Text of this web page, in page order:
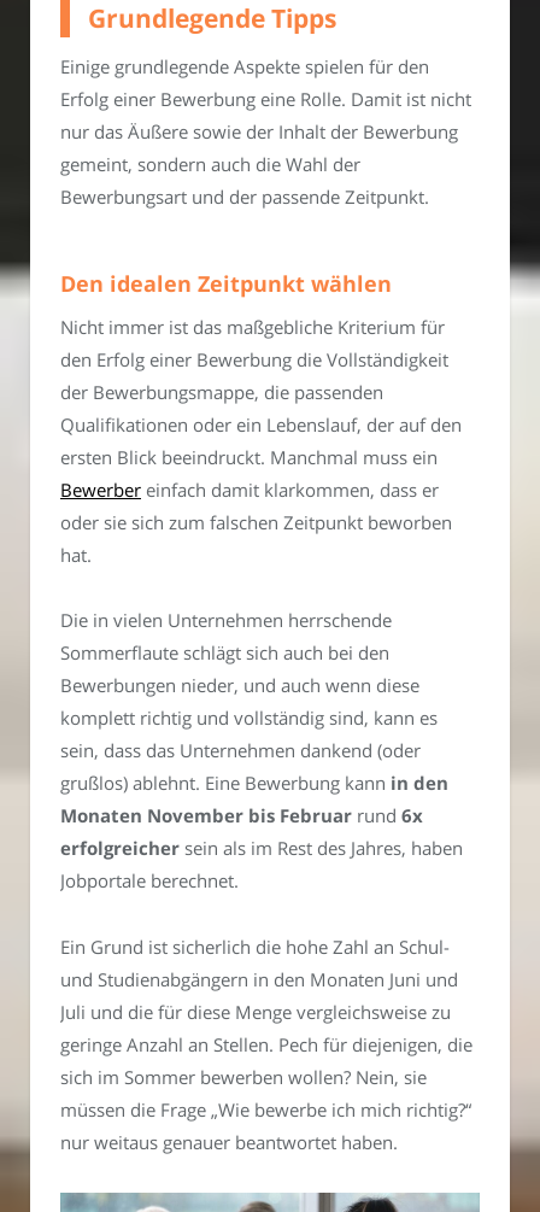
Grundlegende Tipps
Einige grundlegende Aspekte spielen für den
Erfolg einer Bewerbung eine Rolle. Damit ist nicht
nur das Äußere sowie der Inhalt der Bewerbung
gemeint, sondern auch die Wahl der
Bewerbungsart und der passende Zeitpunkt.
Den idealen Zeitpunkt wählen
Nicht immer ist das maßgebliche Kriterium für
den Erfolg einer Bewerbung die Vollständigkeit
der Bewerbungsmappe, die passenden
Qualifikationen oder ein Lebenslauf, der auf den
ersten Blick beeindruckt. Manchmal muss ein
Bewerber einfach damit klarkommen, dass er
oder sie sich zum falschen Zeitpunkt beworben
hat.
Die in vielen Unternehmen herrschende
Sommerflaute schlägt sich auch bei den
Bewerbungen nieder, und auch wenn diese
komplett richtig und vollständig sind, kann es
sein, dass das Unternehmen dankend (oder
grußlos) ablehnt. Eine Bewerbung kann in den
Monaten November bis Februar rund 6x
erfolgreicher sein als im Rest des Jahres, haben
Jobportale berechnet.
Ein Grund ist sicherlich die hohe Zahl an Schul-
und Studienabgängern in den Monaten Juni und
Juli und die für diese Menge vergleichsweise zu
geringe Anzahl an Stellen. Pech für diejenigen, die
sich im Sommer bewerben wollen? Nein, sie
müssen die Frage „Wie bewerbe ich mich richtig?“
nur weitaus genauer beantwortet haben.